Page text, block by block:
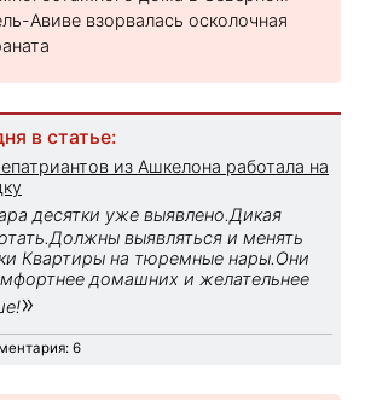
Авиве взорвалась осколочная
в статье:
из Ашкелона работала на
десятки уже выявлено.Дикая
выявляться и менять
Квартиры на тюремные нары.Они
домашних и желательнее
»
6